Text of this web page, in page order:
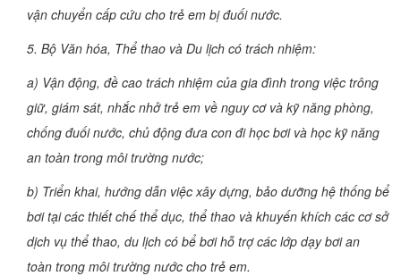
vận chuyển cấp cứu cho trẻ em bị đuối nước.
5. Bộ Văn hóa, Thể thao và Du lịch có trách nhiệm:
a) Vận động, đề cao trách nhiệm của gia đình trong việc trông
giữ, giám sát, nhắc nhở trẻ em về nguy cơ và kỹ năng phòng,
chống đuối nước, chủ động đưa con đi học bơi và học kỹ năng
an toàn trong môi trường nước;
b) Triển khai, hướng dẫn việc xây dựng, bảo dưỡng hệ thống bể
bơi tại các thiết chế thể dục, thể thao và khuyến khích các cơ sở
dịch vụ thể thao, du lịch có bể bơi hỗ trợ các lớp dạy bơi an
toàn trong môi trường nước cho trẻ em.